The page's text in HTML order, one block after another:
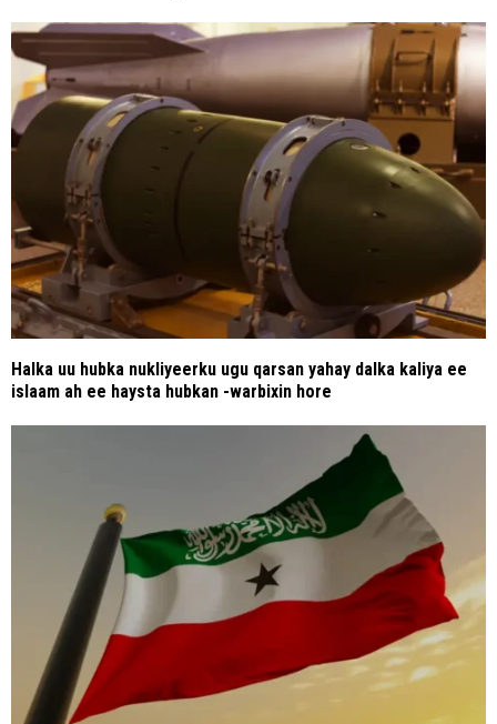
Halka uu hubka nukliyeerku ugu qarsan yahay dalka kaliya ee
islaam ah ee haysta hubkan -warbixin hore